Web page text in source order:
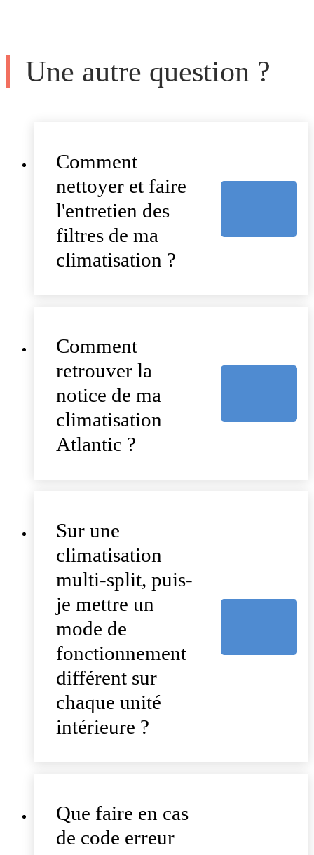
Une autre question ?
Comment
nettoyer et faire
l'entretien des
filtres de ma
climatisation ?
Comment
retrouver la
notice de ma
climatisation
Atlantic ?
Sur une
climatisation
multi-split, puis-
je mettre un
mode de
fonctionnement
différent sur
chaque unité
intérieure ?
Que faire en cas
de code erreur